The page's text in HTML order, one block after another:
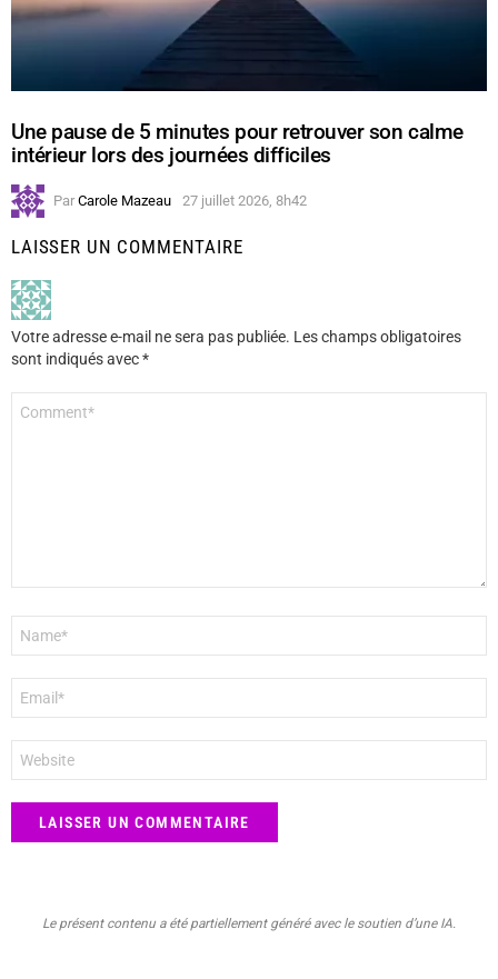
Une pause de 5 minutes pour retrouver son calme
intérieur lors des journées difficiles
Par Carole Mazeau 27 juillet 2026, 8h42
LAISSER UN COMMENTAIRE
Votre adresse e-mail ne sera pas publiée. Les champs obligatoires
sont indiqués avec*
mail
*
web
Le présent contenu a été partiellement généré avec le soutien d’une IA.